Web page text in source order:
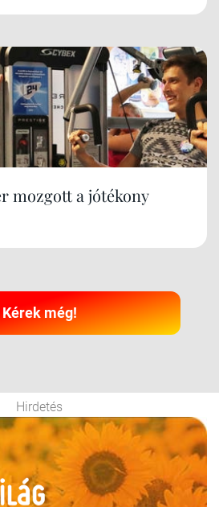
mozgott a jótékony
Kérek még!
Hirdetés